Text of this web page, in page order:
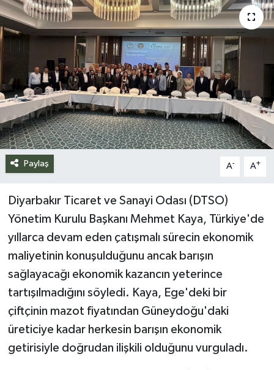
Paylaş A- A+
Diyarbakır Ticaret ve Sanayi Odası (DTSO)
Yönetim Kurulu Başkanı Mehmet Kaya, Türkiye'de
yıllarca devam eden çatışmalı sürecin ekonomik
maliyetinin konuşulduğunu ancak barışın
sağlayacağı ekonomik kazancın yeterince
tartışılmadığını söyledi. Kaya, Ege'deki bir
çiftçinin mazot fiyatından Güneydoğu'daki
üreticiye kadar herkesin barışın ekonomik
getirisiyle doğrudan ilişkili olduğunu vurguladı.
Spor
Teknoloji
Yazarlar